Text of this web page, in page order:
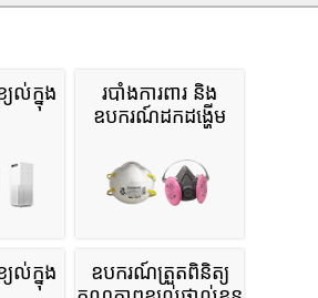
ល់ក្នុង
របាំងការពារ និង
ឧបករណ៍ដកដង្ហើម
ល់ក្នុង
ឧបករណ៍ត្រួតពិនិត្យ